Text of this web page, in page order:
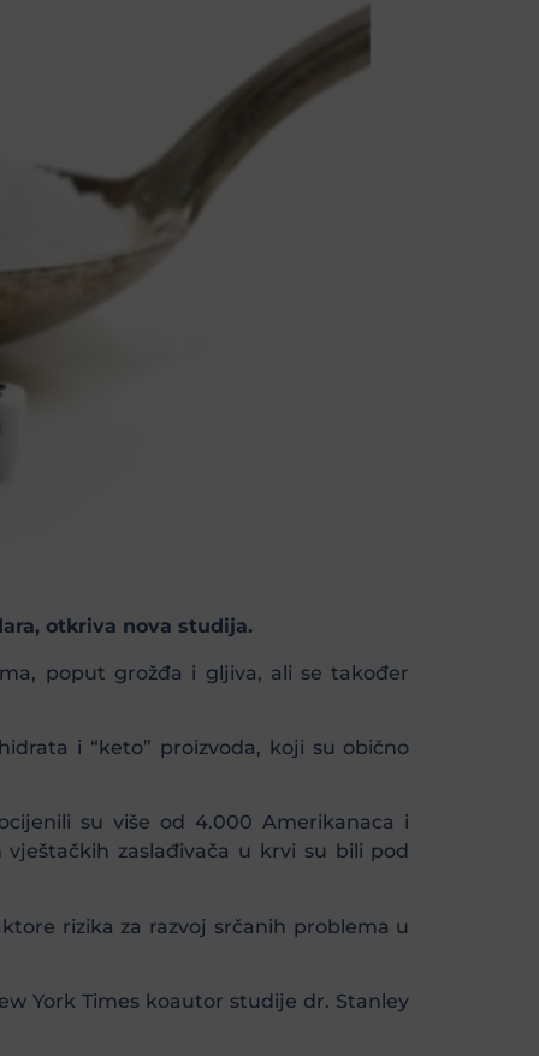
otkriva nova studija.
poput grožđa i gljiva, ali se također
i “keto” proizvoda, koji su obično
su više od 4.000 Amerikanaca i
zaslađivača u krvi su bili pod
rizika za razvoj srčanih problema u
York Times koautor studije dr. Stanley